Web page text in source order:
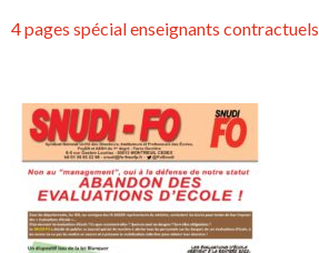
4 pages spécial enseignants contractuels